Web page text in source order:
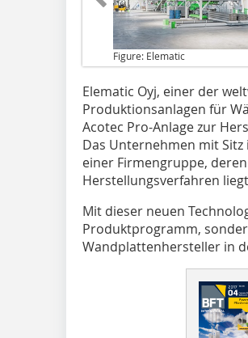
Figure: Elematic
Elematic Oyj, einer der
Produktionsanlagen für
Acotec Pro-Anlage zur
Das Unternehmen mit Sitz
einer Firmengruppe,
Herstellungsverfahren
Mit dieser neuen
Produktprogramm,
Wandplattenhersteller in